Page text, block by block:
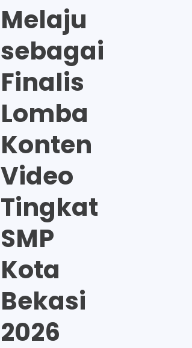
Melaju
sebagai
Finalis
Lomba
Konten
Video
Tingkat
SMP
Kota
Bekasi
2026